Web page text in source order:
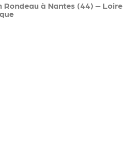
Rondeau à Nantes (44) – Loire